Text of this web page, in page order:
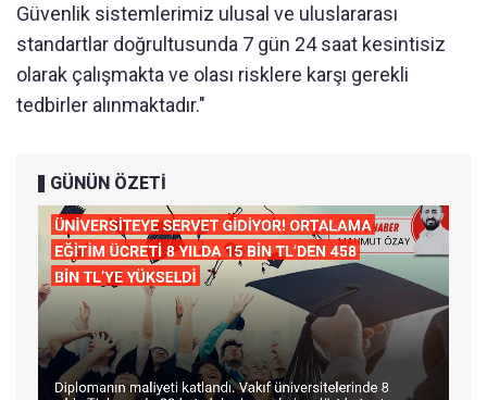
Güvenlik sistemlerimiz ulusal ve uluslararası
standartlar doğrultusunda 7 gün 24 saat kesintisiz
olarak çalışmakta ve olası risklere karşı gerekli
tedbirler alınmaktadır."
GÜNÜN ÖZETİ